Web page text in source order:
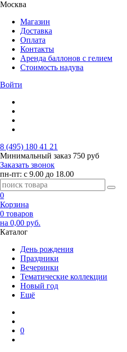
Москва
Магазин
Доставка
Оплата
Контакты
Аренда баллонов с гелием
Стоимость надува
Войти
8 (495) 180 41 21
Минимальный заказ 750 руб
Заказать звонок
пн-пт: с 9.00 до 18.00
0
Корзина
0 товаров
на 0,00 руб.
Каталог
День рождения
Праздники
Вечеринки
Тематические коллекции
Новый год
Ещё
0